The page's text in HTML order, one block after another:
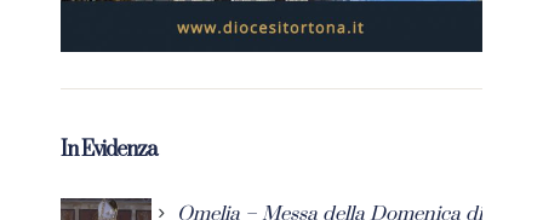
In Evidenza
Omelia – Messa della Domenica di